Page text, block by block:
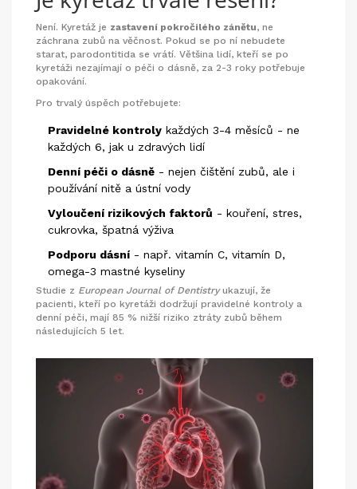
Není. Kyretáž je zastavení pokročilého zánětu, ne
záchrana zubů na věčnost. Pokud se po ní nebudete
starat, parodontitida se vrátí. Většina lidí, kteří se po
kyretáži nezajímají o péči o dásně, za 2-3 roky potřebuje
opakování.
Pro trvalý úspěch potřebujete:
Pravidelné kontroly každých 3-4 měsíců - ne
každých 6, jak u zdravých lidí
Denní péči o dásně - nejen čištění zubů, ale i
používání nitě a ústní vody
Vyloučení rizikových faktorů - kouření, stres,
cukrovka, špatná výživa
Podporu dásní - např. vitamín C, vitamín D,
omega-3 mastné kyseliny
Studie z European Journal of Dentistryukazují, že
pacienti, kteří po kyretáži dodržují pravidelné kontroly a
denní péči, mají 85 % nižší riziko ztráty zubů během
následujících 5 let.